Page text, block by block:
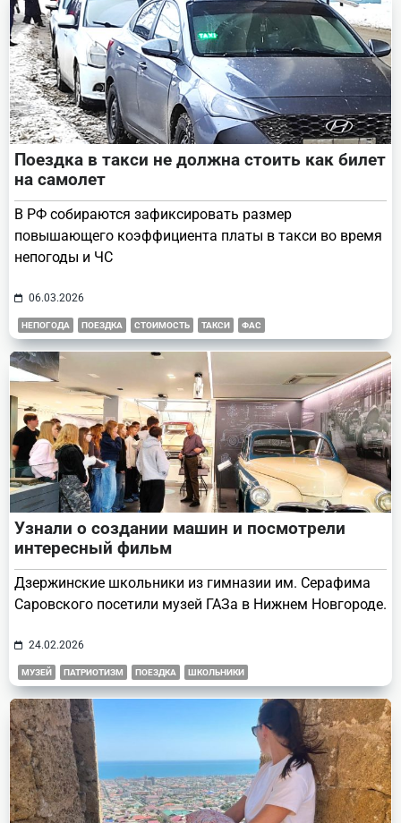
Поездка в такси не должна стоить как билет
на самолет
В РФ собираются зафиксировать размер
повышающего коэффициента платы в такси во время
непогоды и ЧС
06.03.2026
НЕПОГОДА ПОЕЗДКА СТОИМОСТЬ ТАКСИ ФАС
Узнали о создании машин и посмотрели
интересный фильм
Дзержинские школьники из гимназии им. Серафима
Саровского посетили музей ГАЗа в Нижнем Новгороде.
24.02.2026
МУЗЕЙ ПАТРИОТИЗМ ПОЕЗДКА ШКОЛЬНИКИ